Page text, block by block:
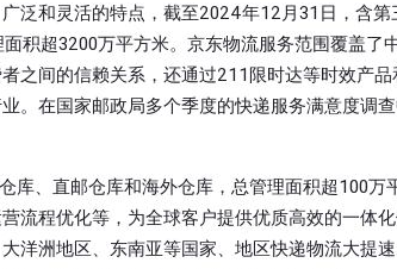
泛和灵活的特点，截至2024年12月31日，含第
积超3200万平方米。京东物流服务范围覆盖了
之间的信赖关系，还通过211限时达等时效产品
。在国家邮政局多个季度的快递服务满意度调
库、直邮仓库和海外仓库，总管理面积超100万
流程优化等，为全球客户提供优质高效的一体
洋洲地区、东南亚等国家、地区快递物流大提